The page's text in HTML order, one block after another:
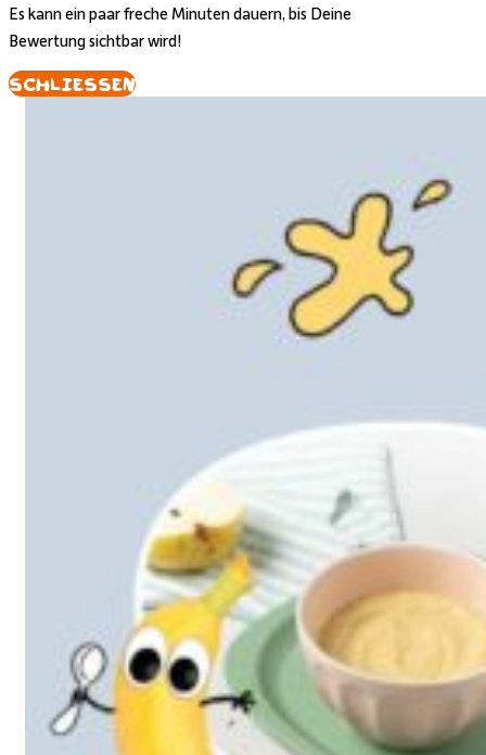
Es kann ein paar freche Minuten dauern, bis Deine
Bewertung sichtbar wird!
Schliessen